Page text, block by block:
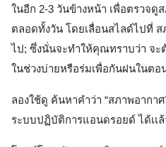
ในอีก 2-3 วันข้างหน้า เพื่อตรวจดู
ตลอดทั้งวัน โดยเลื่อนสไลด์ไปที่
ไป; ซึ่งนั่นจะทำให้คุณทราบว่า จะ
ในช่วงบ่ายหรือร่มเพื่อกันฝนในตอ
ลองใช้ดู ค้นหาคำว่า “สภาพอาก
ระบบปฏิบัติการแอนดรอยด์ ได้เเ